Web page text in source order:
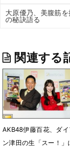
大原優乃、美腹筋
の秘訣語る
関連する
AKB48伊藤百花、ダイ
ン津田の生「スー！」